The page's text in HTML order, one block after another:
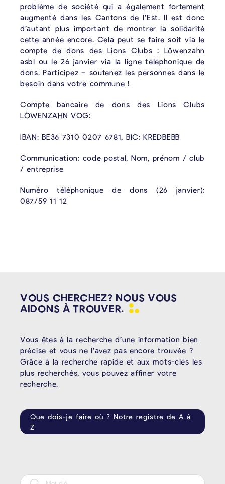
problème de société qui a également fortement
augmenté dans les Cantons de l’Est. Il est donc
d’autant plus important de montrer la solidarité
cette année encore. Cela peut se faire soit via le
compte de dons des Lions Clubs : Löwenzahn
asbl ou le 26 janvier via la ligne téléphonique de
dons. Participez – soutenez les personnes dans le
besoin dans votre commune !
Compte bancaire de dons des Lions Clubs
LÖWENZAHN VOG:
IBAN: BE36 7310 0207 6781, BIC: KREDBEBB
Communication: code postal, Nom, prénom / club
/ entreprise
Numéro téléphonique de dons (26 janvier):
087/59 11 12
VOUS CHERCHEZ? NOUS VOUS
AIDONS ÀTROUVER.
Vous êtes à la recherche d’une information bien
précise et vous ne l’avez pas encore trouvée ?
Grâce à la recherche rapide et aux mots-clés les
plus recherchés, vous pouvez affiner votre
recherche.
Que dois-je faire où ? Notre registre de A à
Z